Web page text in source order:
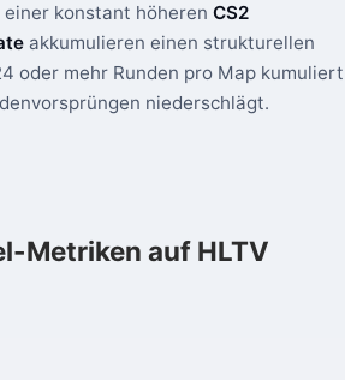
einer konstant höheren CS2
akkumulieren einen strukturellen
oder mehr Runden pro Map kumuliert
niederschlägt.
Metriken auf HLTV